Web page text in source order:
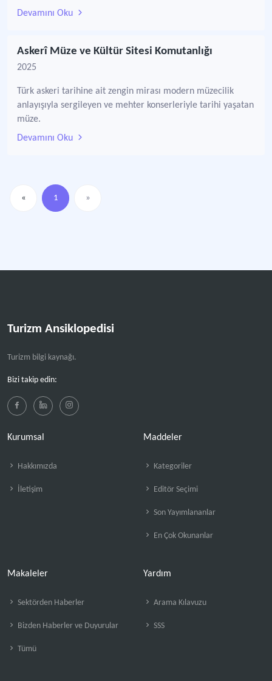
Devamını Oku
Askerî Müze ve Kültür Sitesi Komutanlığı
2025
Türk askeri tarihine ait zengin mirası modern müzecilik
anlayışıyla sergileyen ve mehter konserleriyle tarihi yaşatan
müze.
Devamını Oku
« 1 »
Turizm Ansiklopedisi
Turizm bilgi kaynağı.
Bizi takip edin:
Kurumsal
Hakkımızda
İletişim
Maddeler
Kategoriler
Editör Seçimi
Son Yayımlananlar
En Çok Okunanlar
Makaleler
Sektörden Haberler
Bizden Haberler ve Duyurular
Tümü
Yardım
Arama Kılavuzu
SSS